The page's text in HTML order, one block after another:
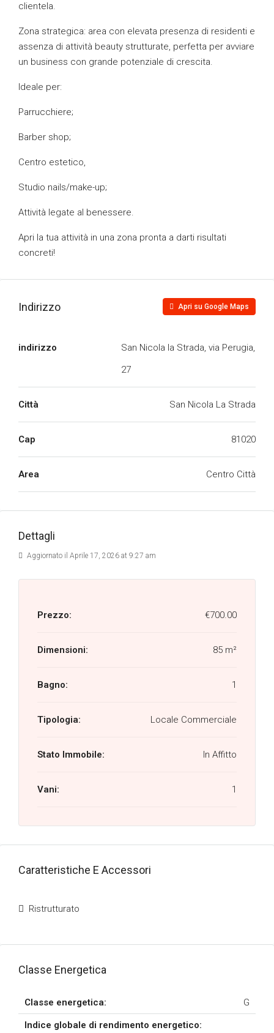
clientela.
Zona strategica: area con elevata presenza di residenti e
assenza di attività beauty strutturate, perfetta per avviare
un business con grande potenziale di crescita.
Ideale per:
Parrucchiere;
Barber shop;
Centro estetico,
Studio nails/make-up;
Attività legate al benessere.
Apri la tua attività in una zona pronta a darti risultati
concreti!
Indirizzo Apri su Google Maps
indirizzo
San Nicola la Strada, via Perugia,
27
Città San Nicola La Strada
Cap 81020
Area Centro Città
Dettagli
Aggiornato il Aprile 17, 2026 at 9:27 am
Prezzo: €700.00
Dimensioni: 85 m²
Bagno: 1
Tipologia: Locale Commerciale
Stato Immobile: In Affitto
Vani: 1
Caratteristiche E Accessori
Ristrutturato
Classe Energetica
Classe energetica: G
Indice globale di rendimento energetico: